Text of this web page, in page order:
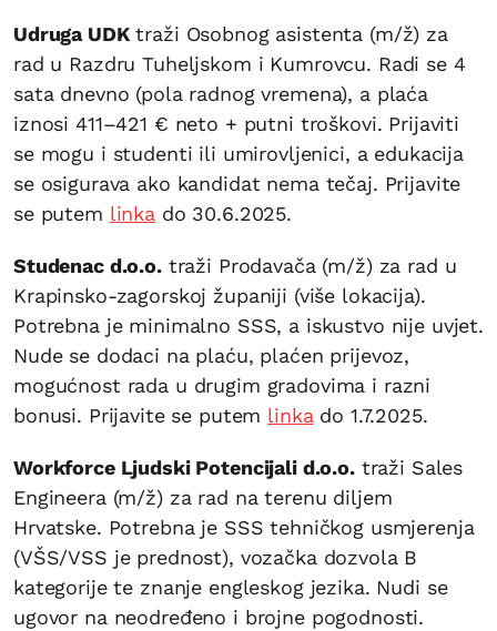
Udruga UDKtraži Osobnog asistenta (m/ž) za
rad u Razdru Tuheljskom i Kumrovcu. Radi se 4
sata dnevno (pola radnog vremena), a plaća
iznosi 411–421 € neto + putni troškovi. Prijaviti
se mogu i studenti ili umirovljenici, a edukacija
se osigurava ako kandidat nema tečaj. Prijavite
se putem linka do 30.6.2025.
Studenac d.o.o.traži Prodavača (m/ž) za rad u
Krapinsko-zagorskoj županiji (više lokacija).
Potrebna je minimalno SSS, a iskustvo nije uvjet.
Nude se dodaci na plaću, plaćen prijevoz,
mogućnost rada u drugim gradovima i razni
bonusi. Prijavite se putem linka do 1.7.2025.
Workforce Ljudski Potencijali d.o.o.traži Sales
Engineera (m/ž) za rad na terenu diljem
Hrvatske. Potrebna je SSS tehničkog usmjerenja
(VŠS/VSS je prednost), vozačka dozvola B
kategorije te znanje engleskog jezika. Nudi se
ugovor na neodređeno i brojne pogodnosti.